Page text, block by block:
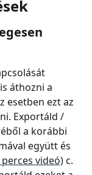
áthozni a
esetben ezt az
Exportáld /
a korábbi
együtt és
videó) c.